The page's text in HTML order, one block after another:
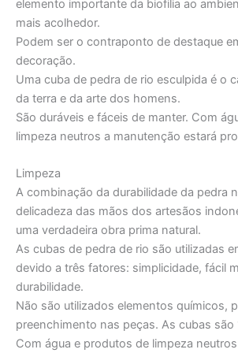
elemento importante da biofilia ao
mais acolhedor.
Podem ser o contraponto de destaque
decoração.
Uma cuba de pedra de rio esculpida é o
da terra e da arte dos homens.
São duráveis e fáceis de manter. Com
limpeza neutros a manutenção estará
Limpeza
A combinação da durabilidade da pedra
delicadeza das mãos dos artesãos
uma verdadeira obra prima natural.
As cubas de pedra de rio são utilizadas
devido a três fatores: simplicidade, fácil
durabilidade.
Não são utilizados elementos químicos,
preenchimento nas peças. As cubas são
Com água e produtos de limpeza